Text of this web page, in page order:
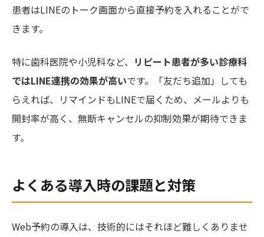
患者はLINEのトーク画面から直接予約を入れることがで
きます。
特に歯科医院や小児科など、 リピート患者が多い診療科
ではLINE連携の効果が高いです。「友だち追加」しても
らえれば、リマインドもLINEで届くため、メールよりも
開封率が高く、無断キャンセルの抑制効果が期待できま
す。
よくある導入時の課題と対策
Web予約の導入は、技術的にはそれほど難しくありませ